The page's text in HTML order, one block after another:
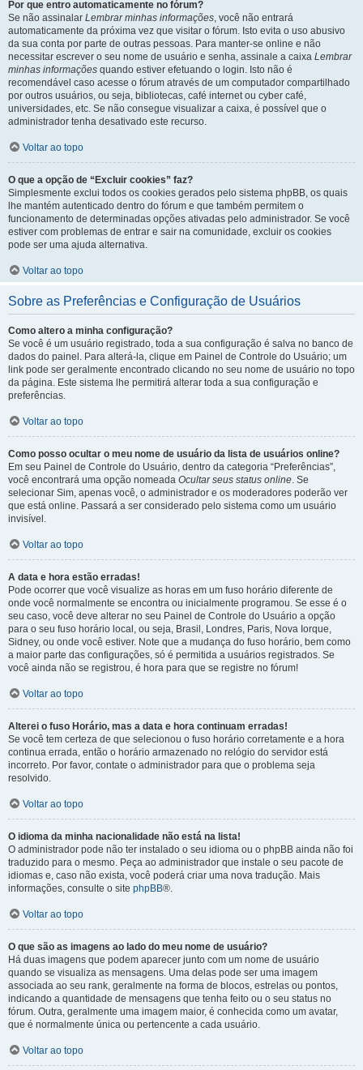
Por que entro automaticamente no fórum?
Se não assinalar Lembrar minhas informações, você não entrará
automaticamente da próxima vez que visitar o fórum. Isto evita o uso abusivo
da sua conta por parte de outras pessoas. Para manter-se online e não
necessitar escrever o seu nome de usuário e senha, assinale a caixa Lembrar
minhas informações quando estiver efetuando o login. Isto não é
recomendável caso acesse o fórum através de um computador compartilhado
por outros usuários, ou seja, bibliotecas, café internet ou cyber café,
universidades, etc. Se não consegue visualizar a caixa, é possível que o
administrador tenha desativado este recurso.
Voltar ao topo
O que a opção de “Excluir cookies” faz?
Simplesmente exclui todos os cookies gerados pelo sistema phpBB, os quais
lhe mantém autenticado dentro do fórum e que também permitem o
funcionamento de determinadas opções ativadas pelo administrador. Se você
estiver com problemas de entrar e sair na comunidade, excluir os cookies
pode ser uma ajuda alternativa.
Voltar ao topo
Sobre as Preferências e Configuração de Usuários
Como altero a minha configuração?
Se você é um usuário registrado, toda a sua configuração é salva no banco de
dados do painel. Para alterá-la, clique em Painel de Controle do Usuário; um
link pode ser geralmente encontrado clicando no seu nome de usuário no topo
da página. Este sistema lhe permitirá alterar toda a sua configuração e
preferências.
Voltar ao topo
Como posso ocultar o meu nome de usuário da lista de usuários online?
Em seu Painel de Controle do Usuário, dentro da categoria “Preferências”,
você encontrará uma opção nomeada Ocultar seus status online. Se
selecionar Sim, apenas você, o administrador e os moderadores poderão ver
que está online. Passará a ser considerado pelo sistema como um usuário
invisível.
Voltar ao topo
A data e hora estão erradas!
Pode ocorrer que você visualize as horas em um fuso horário diferente de
onde você normalmente se encontra ou inicialmente programou. Se esse é o
seu caso, você deve alterar no seu Painel de Controle do Usuário a opção
para o seu fuso horário local, ou seja, Brasil, Londres, Paris, Nova Iorque,
Sidney, ou onde você estiver. Note que a mudança do fuso horário, bem como
a maior parte das configurações, só é permitida a usuários registrados. Se
você ainda não se registrou, é hora para que se registre no fórum!
Voltar ao topo
Alterei o fuso Horário, mas a data e hora continuam erradas!
Se você tem certeza de que selecionou o fuso horário corretamente e a hora
continua errada, então o horário armazenado no relógio do servidor está
incorreto. Por favor, contate o administrador para que o problema seja
resolvido.
Voltar ao topo
O idioma da minha nacionalidade não está na lista!
O administrador pode não ter instalado o seu idioma ou o phpBB ainda não foi
traduzido para o mesmo. Peça ao administrador que instale o seu pacote de
idiomas e, caso não exista, você poderá criar uma nova tradução. Mais
informações, consulte o site phpBB®.
Voltar ao topo
O que são as imagens ao lado do meu nome de usuário?
Há duas imagens que podem aparecer junto com um nome de usuário
quando se visualiza as mensagens. Uma delas pode ser uma imagem
associada ao seu rank, geralmente na forma de blocos, estrelas ou pontos,
indicando a quantidade de mensagens que tenha feito ou o seu status no
fórum. Outra, geralmente uma imagem maior, é conhecida como um avatar,
que é normalmente única ou pertencente a cada usuário.
Voltar ao topo